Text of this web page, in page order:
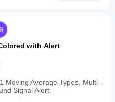
with Alert
Moving Average Types, Multi-
Signal Alert.